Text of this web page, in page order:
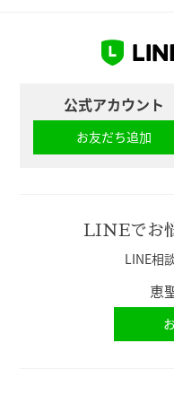
公式アカウント
お友だち追加
LINEでお
LINE相
恵